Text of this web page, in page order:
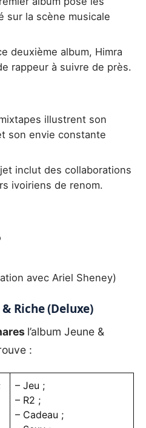
sur la scène musicale
deuxième album, Himra
rappeur à suivre de près.
illustrent son
son envie constante
inclut des collaborations
ivoiriens de renom.
avec Ariel Sheney)
Riche (Deluxe)
l’album Jeune &
:
– Jeu ;
– R2 ;
– Cadeau ;